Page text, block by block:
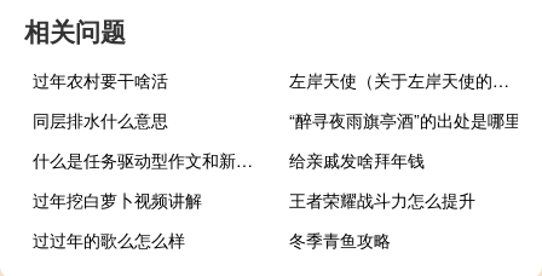
相关问题
过年农村要干啥活
左岸天使（关于左岸天使的介绍）
同层排水什么意思
“醉寻夜雨旗亭酒”的出处是哪里
什么是任务驱动型作文和新材料作文（什么是任务驱动型作文）
给亲戚发啥拜年钱
过年挖白萝卜视频讲解
王者荣耀战斗力怎么提升
过过年的歌么怎么样
冬季青鱼攻略